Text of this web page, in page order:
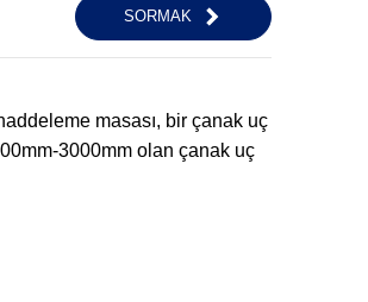
SORMAK
masası, bir çanak uç
3000mm olan çanak uç